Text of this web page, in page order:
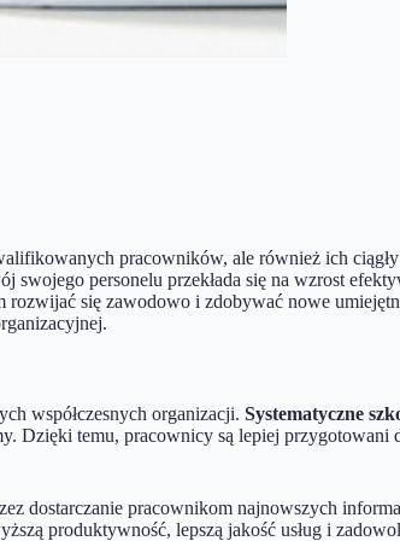
pracowników, ale również ich
personelu przekłada się na wzrost
się zawodowo i zdobywać nowe
współczesnych organizacji. Systematyczne
Dzięki temu, pracownicy są lepiej przygotowani
dostarczanie pracownikom najnowszych
produktywność, lepszą jakość usług i